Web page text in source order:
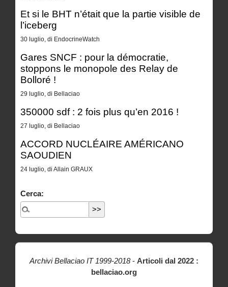
Et si le BHT n’était que la partie visible de
l’iceberg
30 luglio, di EndocrineWatch
Gares SNCF : pour la démocratie,
stoppons le monopole des Relay de
Bolloré !
29 luglio, di Bellaciao
350000 sdf : 2 fois plus qu’en 2016 !
27 luglio, di Bellaciao
ACCORD NUCLÉAIRE AMÉRICANO
SAOUDIEN
24 luglio, di Allain GRAUX
Cerca:
Archivi Bellaciao IT 1999-2018- Articoli dal 2022 :
bellaciao.org